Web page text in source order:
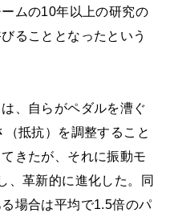
ムの10年以上の研究の
ることとなったという
、自らがペダルを漕ぐ
抵抗）を調整すること
きたが、それに振動モ
、革新的に進化した。同
場合は平均で1.5倍のパ